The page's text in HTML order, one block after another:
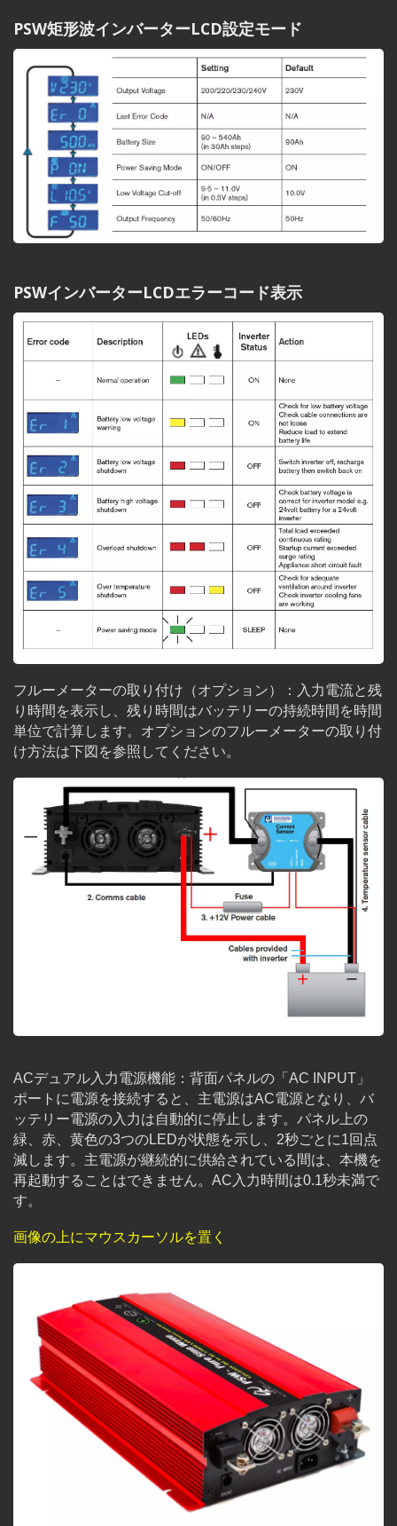
PSW矩形波インバーターLCD設定モード
PSWインバーターLCDエラーコード表示
フルーメーターの取り付け（オプション）：入力電流と残
り時間を表示し、残り時間はバッテリーの持続時間を時間
単位で計算します。オプションのフルーメーターの取り付
け方法は下図を参照してください。
ACデュアル入力電源機能：背面パネルの「AC INPUT」
ポートに電源を接続すると、主電源はAC電源となり、バ
ッテリー電源の入力は自動的に停止します。パネル上の
緑、赤、黄色の3つのLEDが状態を示し、2秒ごとに1回点
滅します。主電源が継続的に供給されている間は、本機を
再起動することはできません。AC入力時間は0.1秒未満で
す。
画像の上にマウスカーソルを置く